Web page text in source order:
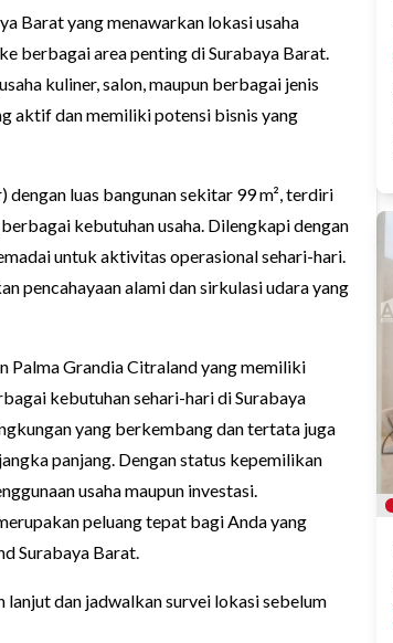
Barat yang menawarkan lokasi usaha
berbagai area penting di Surabaya Barat.
kuliner, salon, maupun berbagai jenis
aktif dan memiliki potensi bisnis yang
dengan luas bangunan sekitar 99 m², terdiri
kebutuhan usaha. Dilengkapi dengan
untuk aktivitas operasional sehari-hari.
pencahayaan alami dan sirkulasi udara yang
Palma Grandia Citraland yang memiliki
kebutuhan sehari-hari di Surabaya
yang berkembang dan tertata juga
panjang. Dengan status kepemilikan
usaha maupun investasi.
peluang tepat bagi Anda yang
Surabaya Barat.
dan jadwalkan survei lokasi sebelum